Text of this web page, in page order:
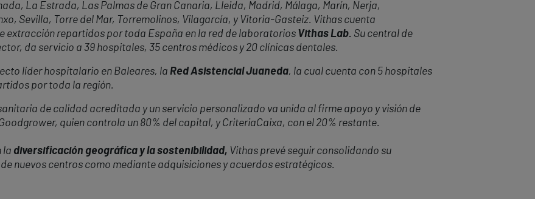
La Estrada, Las Palmas de Gran Canaria, Lleida, Madrid, Málaga, Marín, Nerja,
Sevilla, Torre del Mar, Torremolinos, Vilagarcía, y Vitoria-Gasteiz. Vithas cuenta
extracción repartidos por toda España en la red de laboratorios Vithas Lab. Su central de
da servicio a 39 hospitales, 35 centros médicos y 20 clínicas dentales.
líder hospitalario en Baleares, la Red Asistencial Juaneda, la cual cuenta con 5 hospitales
por toda la región.
de calidad acreditada y un servicio personalizado va unida al firme apoyo y visión de
quien controla un 80% del capital, y CriteriaCaixa, con el 20% restante.
la diversificación geográfica y la sostenibilidad, Vithas prevé seguir consolidando su
nuevos centros como mediante adquisiciones y acuerdos estratégicos.